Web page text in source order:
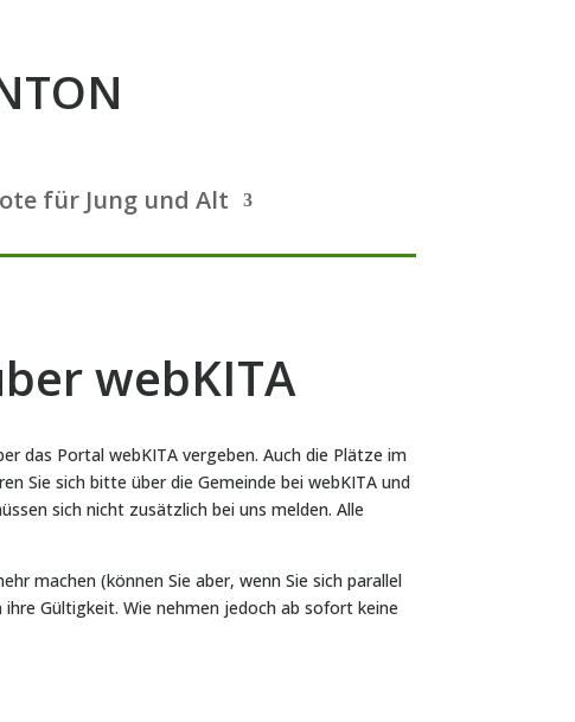
für Jung und Alt
webKITA
das Portal webKITA vergeben. Auch die Plätze im
Sie sich bitte über die Gemeinde bei webKITA und
sich nicht zusätzlich bei uns melden. Alle
machen (können Sie aber, wenn Sie sich parallel
Gültigkeit. Wie nehmen jedoch ab sofort keine